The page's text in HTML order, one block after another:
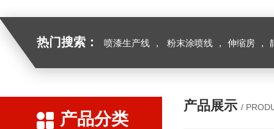
热门搜索： 喷漆生产线 , 粉末涂喷线 , 伸缩房 ,
产品分类
产品展示 /